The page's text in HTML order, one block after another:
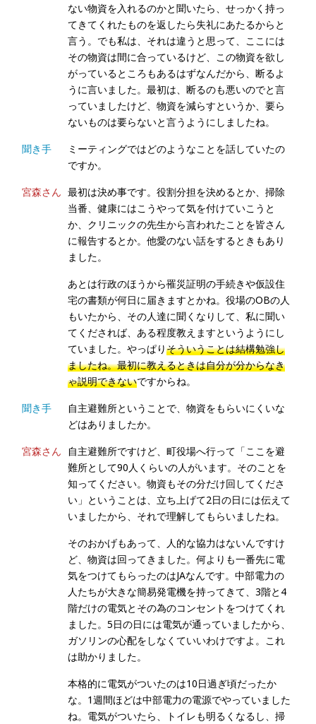
ない物資を入れるのかと聞いたら、せっかく持っ
てきてくれたものを返したら失礼にあたるからと
言う。でも私は、それは違うと思って、ここには
その物資は間に合っているけど、この物資を欲し
がっているところもあるはずなんだから、断るよ
うに言いました。最初は、断るのも悪いのでと言
っていましたけど、物資を減らすというか、要ら
ないものは要らないと言うようにしましたね。
聞き手
ミーティングではどのようなことを話していたの
ですか。
宮森さん 最初は決め事です。役割分担を決めるとか、掃除
当番、健康にはこうやって気を付けていこうと
か、クリニックの先生から言われたことを皆さん
に報告するとか。他愛のない話をするときもあり
ました。
あとは行政のほうから罹災証明の手続きや仮設住
宅の書類が何日に届きますとかね。役場のOBの人
もいたから、その人達に聞くなりして、私に聞い
てくだされば、ある程度教えますというようにし
ていました。やっぱりそういうことは結構勉強し
ましたね。最初に教えるときは自分が分からなき
ゃ説明できないですからね。
聞き手
自主避難所ということで、物資をもらいにくいな
どはありましたか。
宮森さん
自主避難所ですけど、町役場へ行って「ここを避
難所として90人くらいの人がいます。そのことを
知ってください。物資もその分だけ回してくださ
い」ということは、立ち上げて2日の日には伝えて
いましたから、それで理解してもらいましたね。
そのおかげもあって、人的な協力はないんですけ
ど、物資は回ってきました。何よりも一番先に電
気をつけてもらったのはJAなんです。中部電力の
人たちが大きな簡易発電機を持ってきて、3階と4
階だけの電気とその為のコンセントをつけてくれ
ました。5日の日には電気が通っていましたから、
ガソリンの心配をしなくていいわけですよ。これ
は助かりました。
本格的に電気がついたのは10日過ぎ頃だったか
な。1週間ほどは中部電力の電源でやっていました
ね。電気がついたら、トイレも明るくなるし、掃